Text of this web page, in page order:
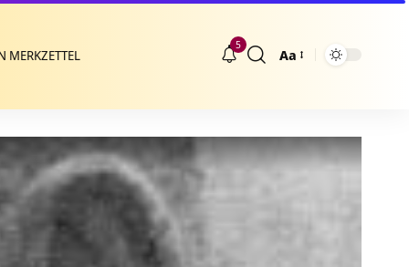
MERKZETTEL
5
Größenänderung
Aa